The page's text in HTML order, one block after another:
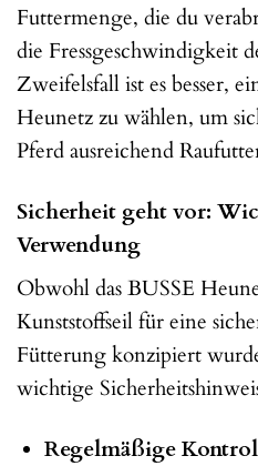
Futtermenge, die du
die Fressgeschwindigkeit
Zweifelsfall ist es besser,
Heunetz zu wählen, um
Pferd ausreichend
Sicherheit geht vor:
Verwendung
Obwohl das BUSSE
Kunststoffseil für eine
Fütterung konzipiert
wichtige
Regelmäßige